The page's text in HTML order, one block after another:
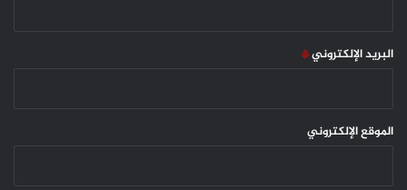
البريد الإلكتروني*
الموقع الإلكتروني